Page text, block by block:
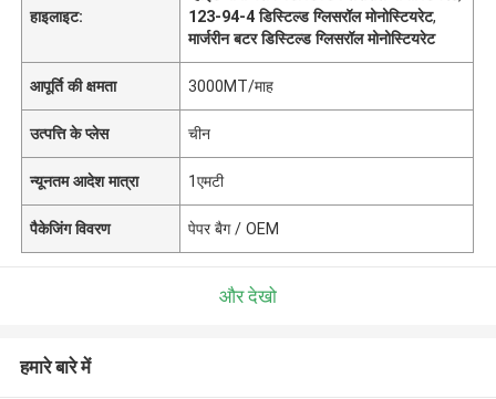
हाइलाइट:
123-94-4 डिस्टिल्ड ग्लिसरॉल मोनोस्टियरेट,
मार्जरीन बटर डिस्टिल्ड ग्लिसरॉल मोनोस्टियरेट
आपूर्ति की क्षमता 3000MT/माह
उत्पत्ति के प्लेस चीन
न्यूनतम आदेश मात्रा 1एमटी
पैकेजिंग विवरण पेपर बैग / OEM
और देखो
हमारे बारे में